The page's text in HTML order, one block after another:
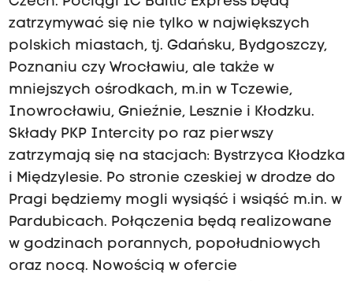
zatrzymywać się nie tylko w największych
polskich miastach, tj. Gdańsku, Bydgoszczy,
Poznaniu czy Wrocławiu, ale także w
mniejszych ośrodkach, m.in w Tczewie,
Inowrocławiu, Gnieźnie, Lesznie i Kłodzku.
Składy PKP Intercity po raz pierwszy
zatrzymają się na stacjach: Bystrzyca Kłodzka
i Międzylesie. Po stronie czeskiej w drodze do
Pragi będziemy mogli wysiąść i wsiąść m.in. w
Pardubicach. Połączenia będą realizowane
w godzinach porannych, popołudniowych
oraz nocą. Nowością w ofercie